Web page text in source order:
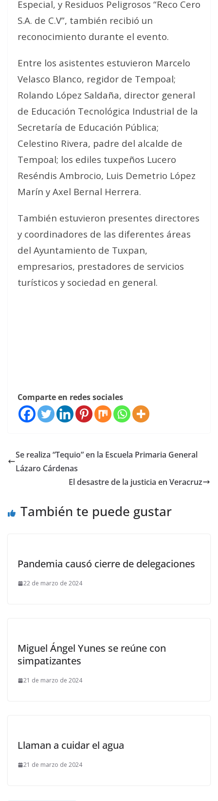
Especial, y Residuos Peligrosos “Reco Cero
S.A. de C.V”, también recibió un
reconocimiento durante el evento.
Entre los asistentes estuvieron Marcelo
Velasco Blanco, regidor de Tempoal;
Rolando López Saldaña, director general
de Educación Tecnológica Industrial de la
Secretaría de Educación Pública;
Celestino Rivera, padre del alcalde de
Tempoal; los ediles tuxpeños Lucero
Reséndis Ambrocio, Luis Demetrio López
Marín y Axel Bernal Herrera.
También estuvieron presentes directores
y coordinadores de las diferentes áreas
del Ayuntamiento de Tuxpan,
empresarios, prestadores de servicios
turísticos y sociedad en general.
Comparte en redes sociales
Se realiza “Tequio” en la Escuela Primaria General
Lázaro Cárdenas
El desastre de la justicia en Veracruz
También te puede gustar
Pandemia causó cierre de delegaciones
22 de marzo de 2024
Miguel Ángel Yunes se reúne con
simpatizantes
21 de marzo de 2024
Llaman a cuidar el agua
21 de marzo de 2024